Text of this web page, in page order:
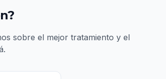
sobre el mejor tratamiento y el